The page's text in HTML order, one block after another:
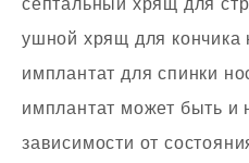
ушной хрящ для кончика
имплантат для спинки
имплантат может быть и
зависимости от